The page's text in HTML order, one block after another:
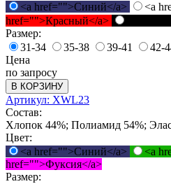
<a href="">Синий</a>
<a
href="">Красный</a>
Размер:
31-34
35-38 39-41
42-
Цена
по запросу
В КОРЗИНУ
Артикул: XWL23
Состав:
Хлопок 44%; Полиамид 54%;
Цвет:
<a href="">Синий</a>
<a
href="">Фуксия</a>
Размер: